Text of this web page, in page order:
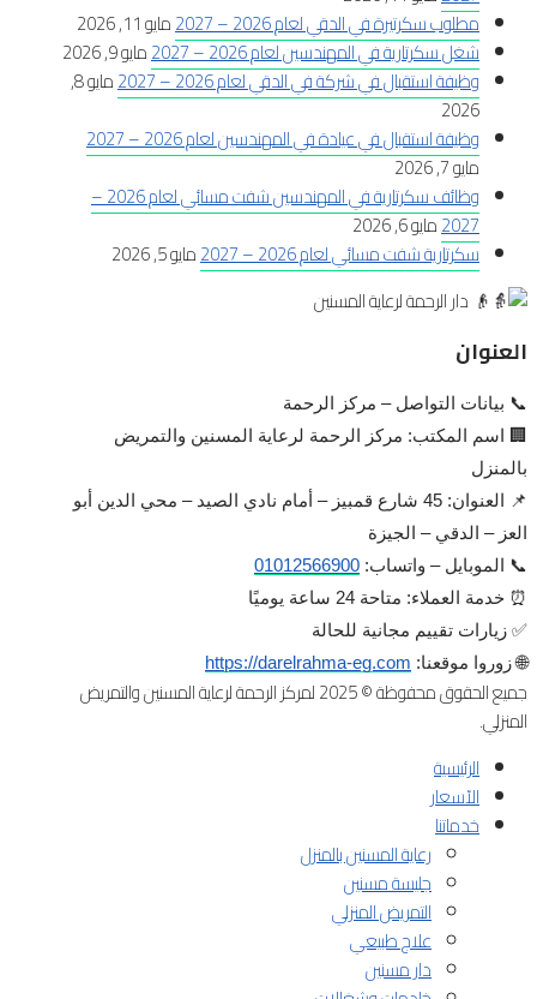
مطلوب سكرتيرة في الدقي لعام 2026 – 2027
مايو 11, 2026
شغل سكرتارية في المهندسين لعام 2026 – 2027
مايو 9, 2026
وظيفة استقبال في شركة في الدقي لعام 2026 – 2027
مايو 8,
2026
وظيفة استقبال في عيادة في المهندسين لعام 2026 – 2027
مايو 7, 2026
وظائف سكرتارية في المهندسين شفت مسائي لعام 2026 –
2027مايو 6, 2026
سكرتارية شفت مسائي لعام 2026 – 2027
مايو 5, 2026
العنوان
📞 بيانات التواصل – مركز الرحمة
🏢 اسم المكتب: مركز الرحمة لرعاية المسنين والتمريض
بالمنزل
📌 العنوان: 45 شارع قمبيز – أمام نادي الصيد – محي الدين أبو
العز – الدقي – الجيزة
📞 الموبايل – واتساب: 01012566900
⏰ خدمة العملاء: متاحة 24 ساعة يوميًا
✅ زيارات تقييم مجانية للحالة
🌐 زوروا موقعنا: https://darelrahma-eg.com
جميع الحقوق محفوظة © 2025 لمركز الرحمة لرعاية المسنين والتمريض
المنزلي.
الرئيسية
الآسعار
خدماتنا
رعاية المسنين بالمنزل
جليسة مسنين
التمريض المنزلي
علاج طبيعي
دار مسنين